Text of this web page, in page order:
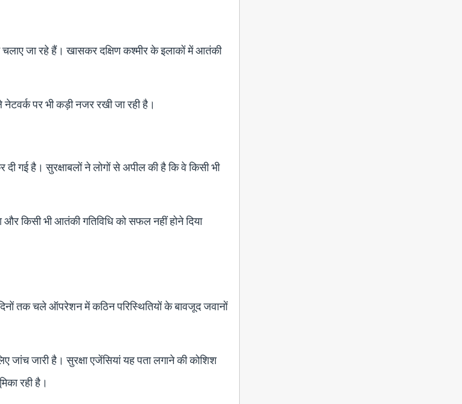
जा रहे हैं। खासकर दक्षिण कश्मीर के इलाकों में आतंकी
पर भी कड़ी नजर रखी जा रही है।
गई है। सुरक्षाबलों ने लोगों से अपील की है कि वे किसी भी
किसी भी आतंकी गतिविधि को सफल नहीं होने दिया
दिनों तक चले ऑपरेशन में कठिन परिस्थितियों के बावजूद जवानों
जारी है। सुरक्षा एजेंसियां यह पता लगाने की कोशिश
रही है।